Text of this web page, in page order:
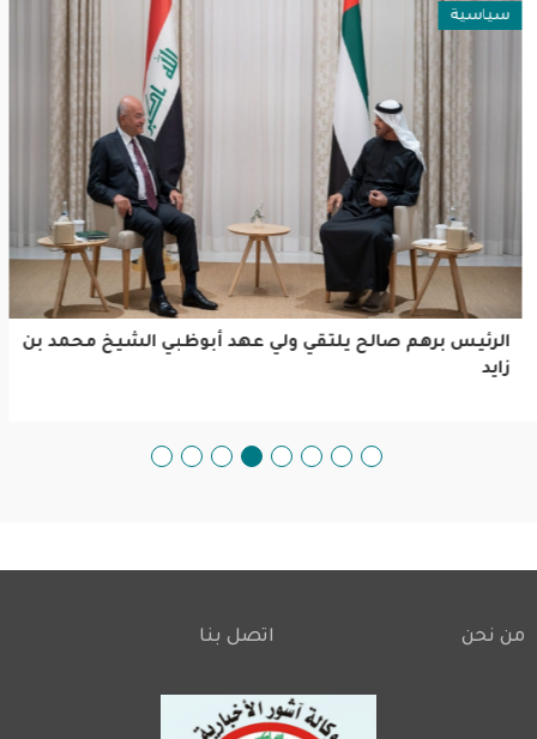
سياسية
الرئيس برهم صالح يلتقي ولي عهد أبوظبي الشيخ محمد بن
زايد
Footer
من نحن اتصل بنا